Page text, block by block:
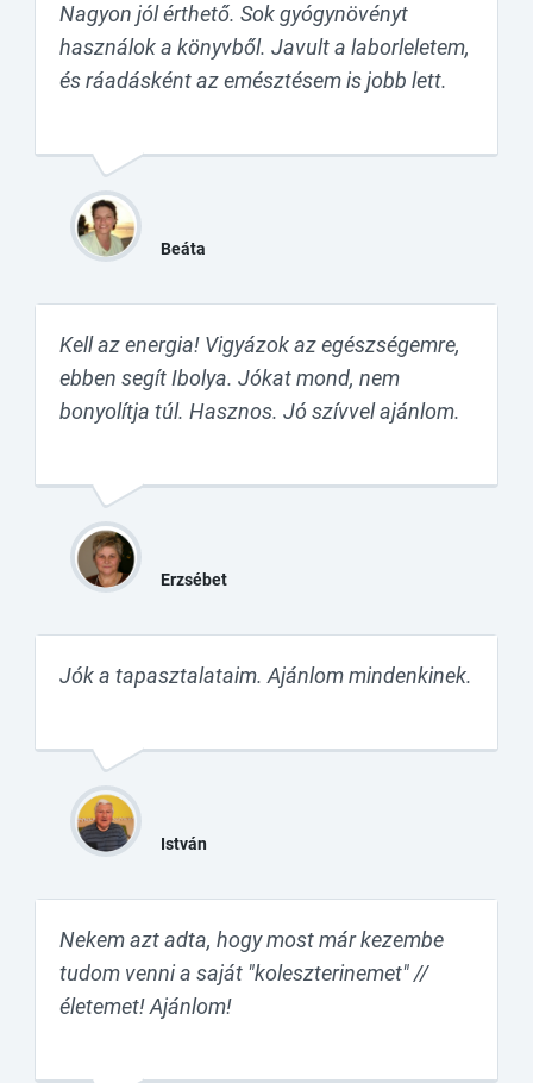
Beáta
Nagyon jól érthető. Sok gyógynövényt
használok a könyvből. Javult a laborleletem,
és ráadásként az emésztésem is jobb lett.
Erzsébet
Kell az energia! Vigyázok az egészségemre,
ebben segít Ibolya. Jókat mond, nem
bonyolítja túl. Hasznos. Jó szívvel ajánlom.
István
Jók a tapasztalataim. Ajánlom mindenkinek.
Nekem azt adta, hogy most már kezembe
tudom venni a saját "koleszterinemet" //
életemet! Ajánlom!